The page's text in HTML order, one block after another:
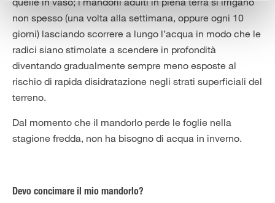
non spesso (una volta alla settimana, oppure ogni 10
giorni) lasciando scorrere a lungo l’acqua in modo che le
radici siano stimolate a scendere in profondità
diventando gradualmente sempre meno esposte al
rischio di rapida disidratazione negli strati superficiali del
terreno.
Dal momento che il mandorlo perde le foglie nella
stagione fredda, non ha bisogno di acqua in inverno.
Devo concimare il mio mandorlo?